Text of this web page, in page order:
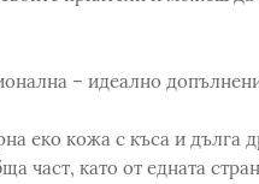
– идеално
еко кожа с къса и дълга
част, като от едната